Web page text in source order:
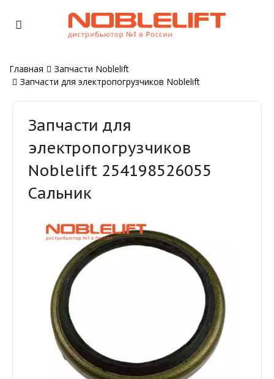
Главная
Запчасти Noblelift
Запчасти для электропогрузчиков Noblelift
Запчасти для
электропогрузчиков
Noblelift 254198526055
Сальник